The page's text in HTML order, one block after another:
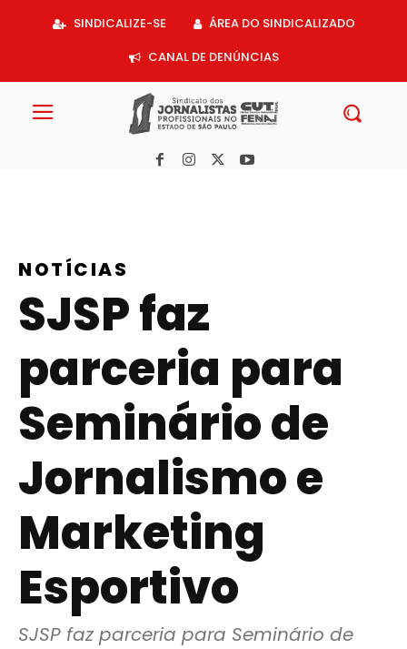
SINDICALIZE-SE
ÁREA DO SINDICALIZADO
CANAL DE DENÚNCIAS
NOTÍCIAS
SJSP faz
parceria para
Seminário de
Jornalismo e
Marketing
Esportivo
SJSP faz parceria para Seminário de